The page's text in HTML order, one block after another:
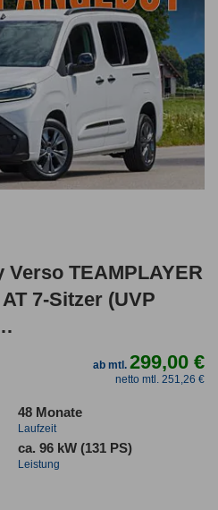
Verso TEAMPLAYER
7-Sitzer (UVP
SMART/PRIVACY/
ab mtl.299,00 €
netto mtl. 251,26 €
48 Monate
Laufzeit
ca. 96 kW (131 PS)
Leistung